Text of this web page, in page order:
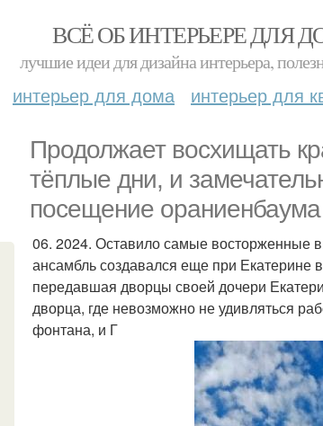
ВСЁ ОБ ИНТЕРЬЕРЕ ДЛЯ
лучшие идеи для дизайна интерьера,
интерьер для дома интерьер для
Продолжает восхищать
тёплые дни, и
посещение
06. 2024. Оставило самые восторженные
ансамбль создавался еще при Екатерине
передавшая дворцы своей дочери
дворца, где невозможно не удивляться
фонтана, и Г